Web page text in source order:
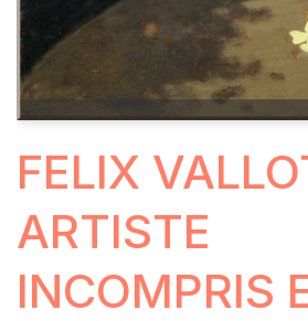
FELIX
ARTISTE
INCOMPRIS